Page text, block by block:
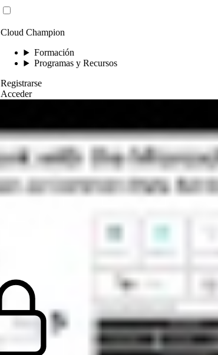
Cloud Champion
Formación
Programas y Recursos
Registrarse
Acceder